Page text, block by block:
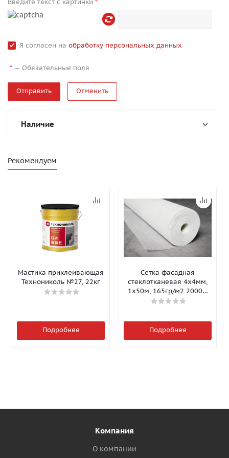
Введите текст с картинки *
Я согласен на обработку персональных данных
* — Обязательные поля
Отменить
Наличие
Рекомендуем
Мастика приклеивающая
Технониколь №27, 22кг
Подробнее
Сетка фасадная
стеклотканевая 4х4мм,
1х50м, 165гр/м2 2000Н
Isomax-165
Подробнее
Компания
О компании